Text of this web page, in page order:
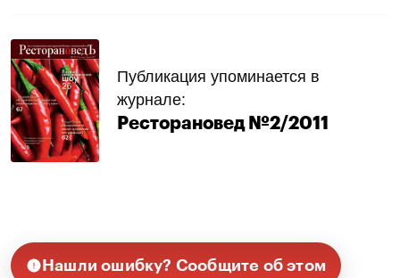
Публикация упоминается в
журнале:
Ресторановед №2/2011
Нашли ошибку? Сообщите об этом